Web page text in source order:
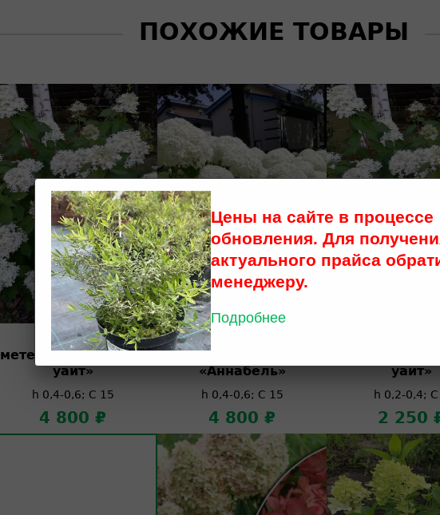
ПОХОЖИЕ ТОВАРЫ
Гортензия
метельчатая «Прим
уайт»
h 0,4-0,6; C 15
4 800 ₽
Гортензия
древовидная
«Аннабель»
h 0,4-0,6; C 15
4 800 ₽
уайт»
h 0,2-0,4; C
2 250
Цены на сайте в процессе
обновления. Для
актуального прайса
менеджеру.
Подробнее